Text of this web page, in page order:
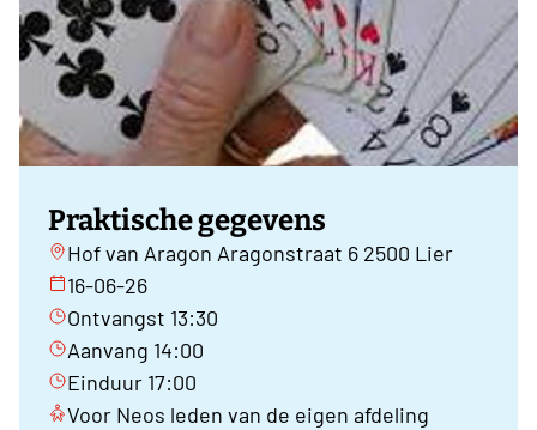
Praktische gegevens
Hof van Aragon Aragonstraat 6 2500 Lier
16-06-26
Ontvangst 13:30
Aanvang 14:00
Einduur 17:00
Voor Neos leden van de eigen afdeling